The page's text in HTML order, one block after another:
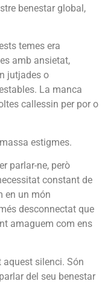
benestar global,
temes era
amb ansietat,
jutjades o
La manca
callessin per por o
estigmes.
parlar-ne, però
constant de
en un món
desconnectat que
amaguem com ens
aquest silenci. Són
del seu benestar